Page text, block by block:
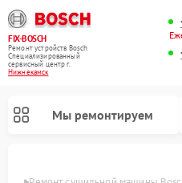
FIX-BOSCH
Ремонт устройств Bosch
Специализированный
cервисный центр г.
Нижнекамск
Мы ремонтируем